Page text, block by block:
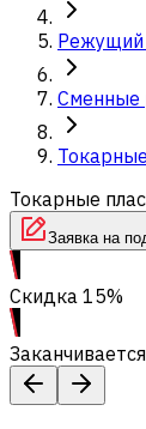
Режущий
Сменные
Токарные
Заявка на
Скидка 15%
Заканчивается